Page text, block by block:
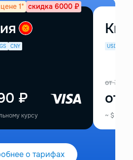
1* скидка 6000 ₽
CNY
₽
курсу
USD
от33
от
~ $
о тарифах